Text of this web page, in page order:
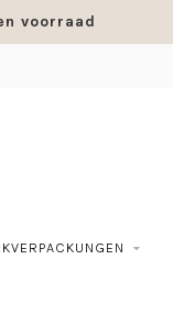
voorraad